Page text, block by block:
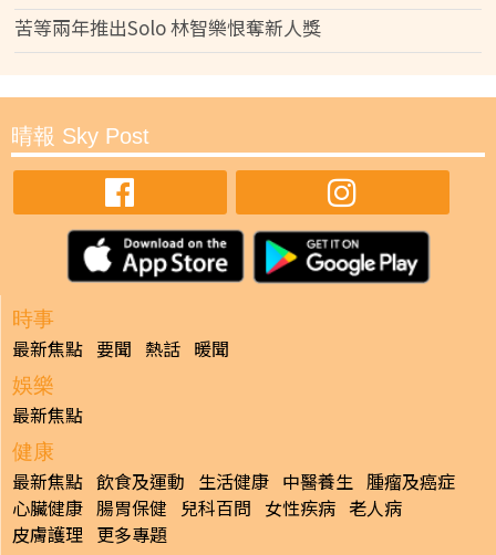
苦等兩年推出Solo 林智樂恨奪新人獎
晴報 Sky Post
時事
最新焦點 要聞 熱話 暖聞
娛樂
最新焦點
健康
最新焦點 飲食及運動 生活健康 中醫養生 腫瘤及癌症
心臟健康 腸胃保健 兒科百問 女性疾病 老人病
皮膚護理 更多專題